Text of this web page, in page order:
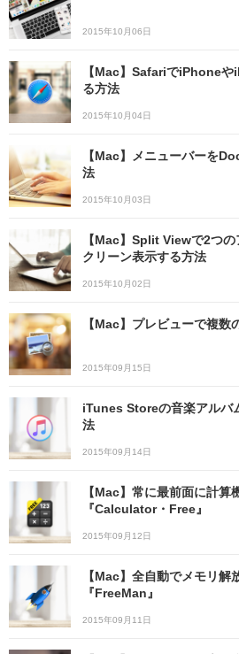
2015年10月06日
【Mac】SafariでiPhone
る方法
2015年10月04日
【Mac】メニューバーを
法
2015年10月03日
【Mac】Split Viewで2つ
クリーン表示する方法
2015年10月02日
【Mac】プレビューで複数
2015年09月15日
iTunes Storeの音楽アルバ
法
2015年09月14日
【Mac】常に最前面に計算
『Calculator・Free』
2015年09月12日
【Mac】全自動でメモリ解
『FreeMan』
2015年09月11日